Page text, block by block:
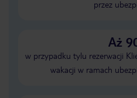
przez
Aż
w przypadku tylu rezerwacji
wakacji w ramach